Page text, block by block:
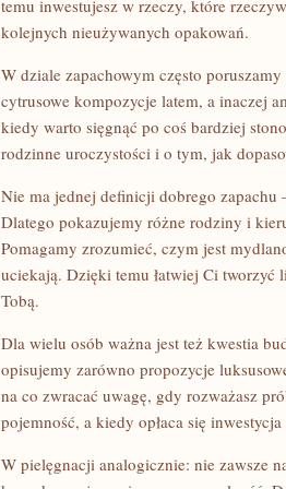
temu inwestujesz w rzeczy, które
kolejnych nieużywanych opakowań.
W dziale zapachowym często
cytrusowe kompozycje latem, a inaczej
kiedy warto sięgnąć po coś bardziej
rodzinne uroczystości i o tym, jak
Nie ma jednej definicji dobrego
Dlatego pokazujemy różne rodziny i
Pomagamy zrozumieć, czym jest
uciekają. Dzięki temu łatwiej Ci tworzyć
Tobą.
Dla wielu osób ważna jest też kwestia
opisujemy zarówno propozycje
na co zwracać uwagę, gdy rozważasz
pojemność, a kiedy opłaca się
W pielęgnacji analogicznie: nie zawsze